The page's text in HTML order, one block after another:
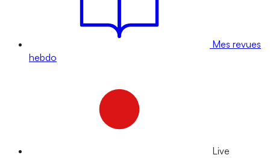
Mes revues
hebdo
Live